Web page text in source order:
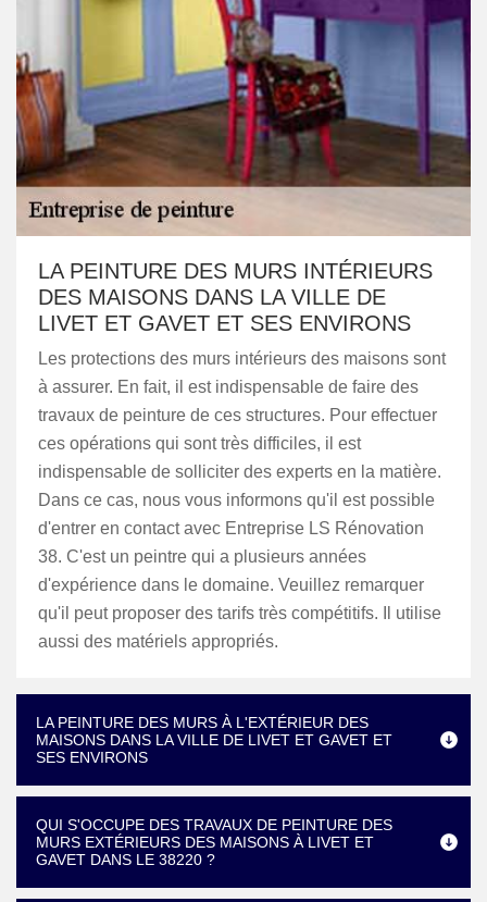
LA PEINTURE DES MURS INTÉRIEURS
DES MAISONS DANS LA VILLE DE
LIVET ET GAVET ET SES ENVIRONS
Les protections des murs intérieurs des maisons sont
à assurer. En fait, il est indispensable de faire des
travaux de peinture de ces structures. Pour effectuer
ces opérations qui sont très difficiles, il est
indispensable de solliciter des experts en la matière.
Dans ce cas, nous vous informons qu'il est possible
d'entrer en contact avec Entreprise LS Rénovation
38. C'est un peintre qui a plusieurs années
d'expérience dans le domaine. Veuillez remarquer
qu'il peut proposer des tarifs très compétitifs. Il utilise
aussi des matériels appropriés.
LA PEINTURE DES MURS À L'EXTÉRIEUR DES
MAISONS DANS LA VILLE DE LIVET ET GAVET ET
SES ENVIRONS
QUI S'OCCUPE DES TRAVAUX DE PEINTURE DES
MURS EXTÉRIEURS DES MAISONS À LIVET ET
GAVET DANS LE 38220 ?